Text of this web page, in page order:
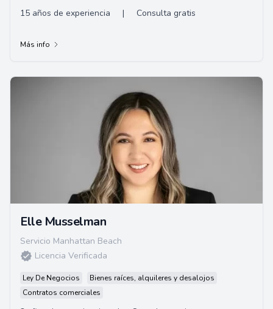
15 años de experiencia | Consulta gratis
Más info
Elle Musselman
Servicio Manhattan Beach
Licencia Verificada
Ley De Negocios
Bienes raíces, alquileres y desalojos
Contratos comerciales